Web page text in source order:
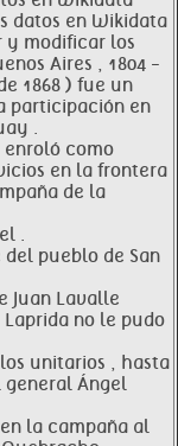
datos en Wikidata
y modificar los
Aires , 1804 -
1868 ) fue un
participación en
.
enroló como
en la frontera
de la
.
pueblo de San
Juan Lavalle
no le pudo
unitarios , hasta
general Ángel
la campaña al